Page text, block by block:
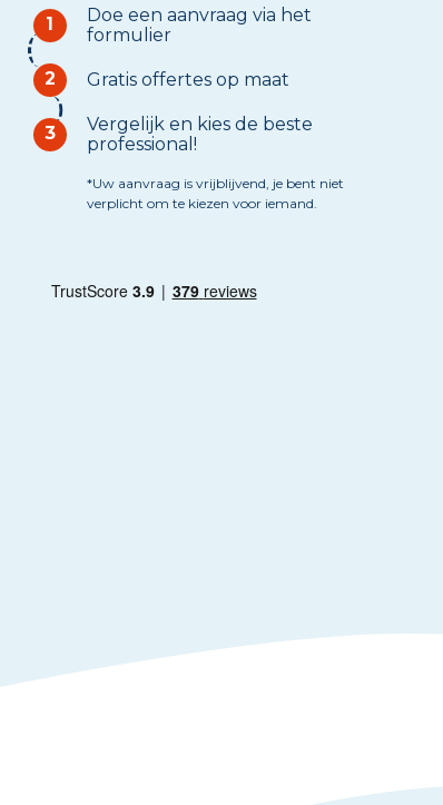
1
Doe een aanvraag via het
formulier
2 Gratis offertes op maat
3
Vergelijk en kies de beste
professional!
*Uw aanvraag is vrijblijvend, je bent niet
verplicht om te kiezen voor iemand.